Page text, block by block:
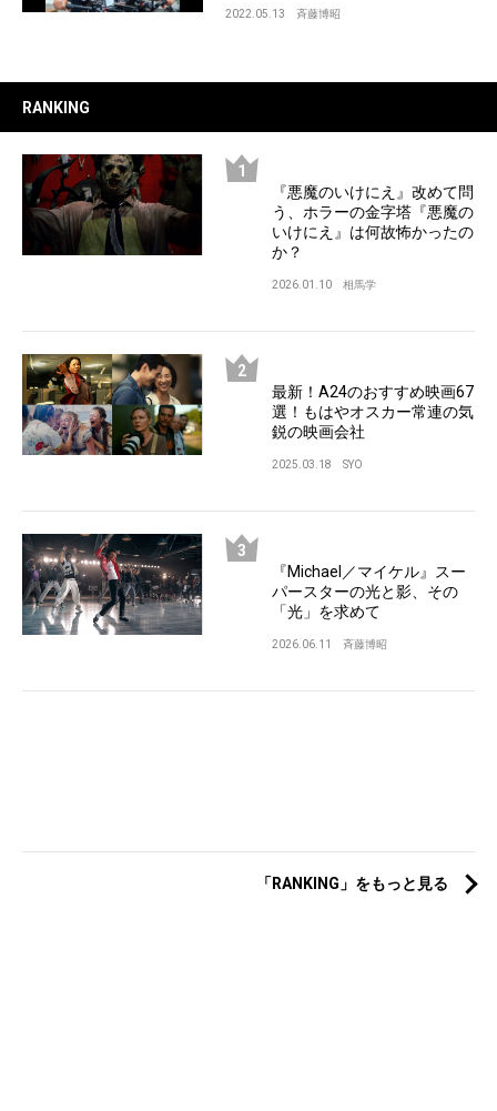
2022.05.13 斉藤博昭
RANKING
『悪魔のいけにえ』改めて問
う、ホラーの金字塔『悪魔の
いけにえ』は何故怖かったの
か？
2026.01.10 相馬学
最新！A24のおすすめ映画67
選！もはやオスカー常連の気
鋭の映画会社
2025.03.18 SYO
『Michael／マイケル』スー
パースターの光と影、その
「光」を求めて
2026.06.11 斉藤博昭
「RANKING」をもっと見る